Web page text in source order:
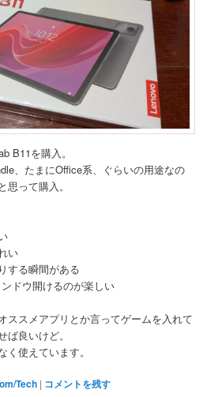
B11を購入。
、たまにOffice系、ぐらいの用途なの
って購入。
い
する瞬間がある
ドウ開けるのが楽しい
ススメアプリとか言ってゲームを入れて
ば良いけど。
使えています。
Tech | コメントを残す